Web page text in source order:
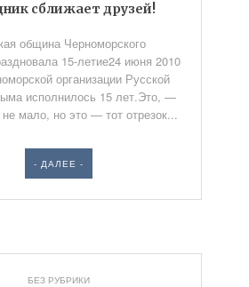
сближает друзей!
община Черноморского
15-летие24 июня 2010
организации Русской
исполнилось 15 лет.Это, —
мало, но это — тот отрезок...
- ДАЛЕЕ -
БЕЗ РУБРИКИ